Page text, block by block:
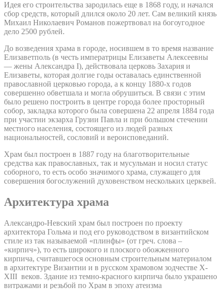
Идея его строительства зародилась еще в 1868 году, и начался
сбор средств, который длился около 20 лет. Сам великий князь
Михаил Николаевич Романов пожертвовал на богоугодное
дело 2500 рублей.
До возведения храма в городе, носившем в то время название
Елизаветполь (в честь императрицы Елизаветы Алексеевны
— жены Александра I), действовала церковь Захария и
Елизаветы, которая долгие годы оставалась единственной
православной церковью города, а к концу 1880-х годов
совершенно обветшала и могла обрушиться. В связи с этим
было решено построить в центре города более просторный
собор, закладка которого была совершена 22 апреля 1884 года
при участии экзарха Грузии Павла и при большом стечении
местного населения, состоящего из людей разных
национальностей, сословий и вероисповеданий.
Храм был построен в 1887 году на благотворительные
средства как православных, так и мусульман и носил статус
соборного, то есть особо значимого храма, служащего для
совершения богослужений духовенством нескольких церквей.
Архитектура храма
Александро-Невский храм был построен по проекту
архитектора Гольма и под его руководством в византийском
стиле из так называемой «плинфы» (от греч. слова –
«кирпич»), то есть широкого и плоского обожженного
кирпича, считавшегося основным строительным материалом
в архитектуре Византии и в русском храмовом зодчестве X-
XIII веков. Здание из темно-красного кирпича было украшено
витражами и резьбой по Храм в эпоху атеизма